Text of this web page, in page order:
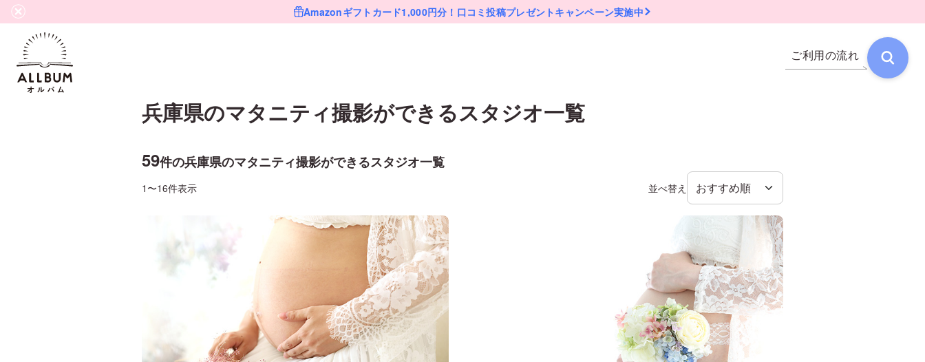
Amazonギフトカード1,000円分！ 口コミ投稿プレゼントキャンペーン実施中
ご利用の流れ
兵庫県のマタニティ撮影ができるスタジオ一覧
59件の兵庫県のマタニティ撮影ができるスタジオ一覧
1〜16件表示 並べ替え